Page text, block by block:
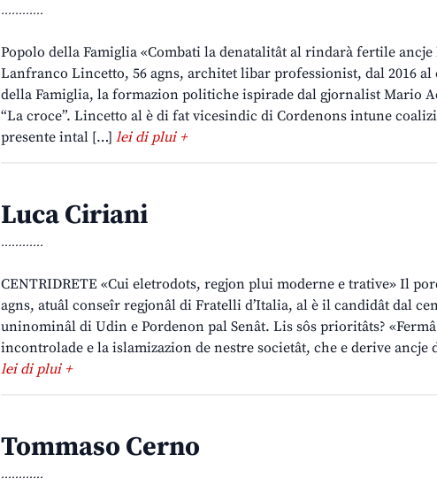
............
Popolo della Famiglia «Combati la denatalitât al rindarà fertile ancje
Lanfranco Lincetto, 56 agns, architet libar professionist, dal 2016 al
della Famiglia, la formazion politiche ispirade dal gjornalist Mario
“La croce”. Lincetto al è di fat vicesindic di Cordenons intune
presente intal […] lei di plui +
Luca Ciriani
............
CENTRIDRETE «Cui eletrodots, regjon plui moderne e trative» Il
agns, atuâl conseîr regjonâl di Fratelli d’Italia, al è il candidât dal
uninominâl di Udin e Pordenon pal Senât. Lis sôs prioritâts?
incontrolade e la islamizazion de nestre societât, che e derive
lei di plui +
Tommaso Cerno
............